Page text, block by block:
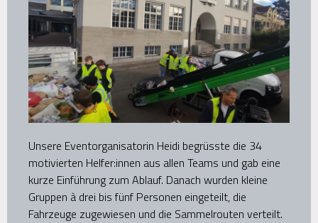
Unsere Eventorganisatorin Heidi begrüsste die 34
motivierten Helfer:innen aus allen Teams und gab eine
kurze Einführung zum Ablauf. Danach wurden kleine
Gruppen à drei bis fünf Personen eingeteilt, die
Fahrzeuge zugewiesen und die Sammelrouten verteilt.